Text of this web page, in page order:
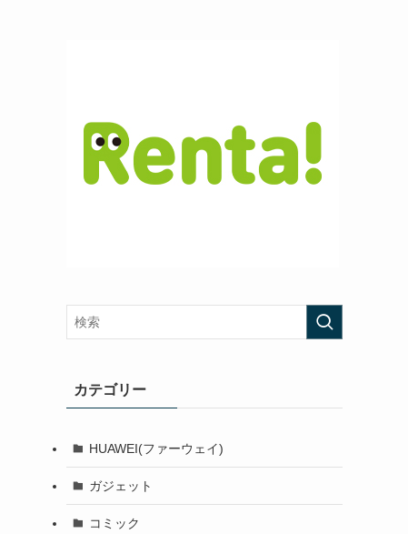
カテゴリー
HUAWEI(ファーウェイ)
ガジェット
コミック